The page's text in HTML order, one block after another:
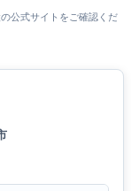
公式サイトをご確認くだ